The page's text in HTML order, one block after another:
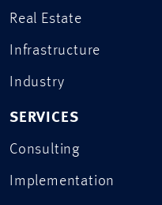
Real Estate
Infrastructure
Industry
SERVICES
Consulting
Implementation